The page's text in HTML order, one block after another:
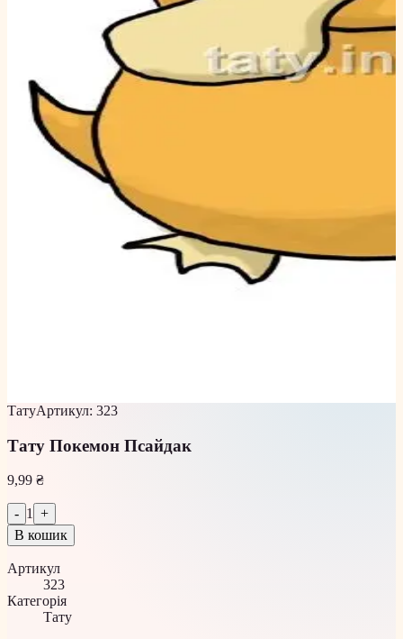
ТатуАртикул: 323
Тату Покемон Псайдак
9,99 ₴
- 1 +
В кошик
Артикул
323
Категорія
Тату